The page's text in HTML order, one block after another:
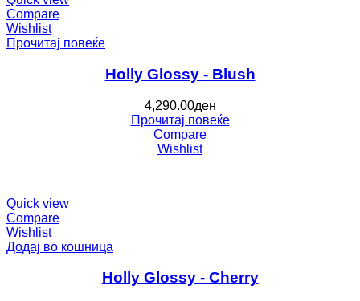
Compare
Wishlist
Прочитај повеќе
Holly Glossy - Blush
4,290.00ден
Прочитај повеќе
Compare
Wishlist
Quick view
Compare
Wishlist
Додај во кошница
Holly Glossy - Cherry